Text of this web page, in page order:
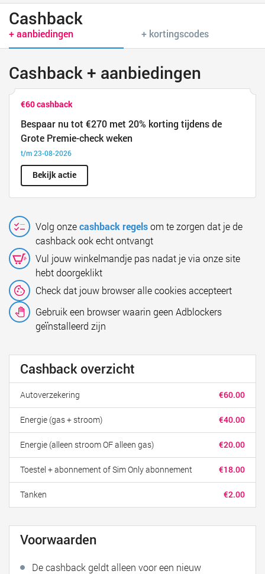
Cashback
+ aanbiedingen + kortingscodes
Cashback + aanbiedingen
€60 cashback
Bespaar nu tot €270 met 20% korting tijdens de
Grote Premie-check weken
t/m 23-08-2026
Bekijk actie
Volg onzecashback regelsom te zorgen dat je de
cashback ook echt ontvangt
Vul jouw winkelmandje pas nadat je via onze site
hebt doorgeklikt
Check dat jouw browser alle cookies accepteert
Gebruik een browser waarin geen Adblockers
geïnstalleerd zijn
Cashback overzicht
€60.00
Autoverzekering
€40.00
Energie (gas + stroom)
€20.00
Energie (alleen stroom OF alleen gas)
€18.00
Toestel + abonnement of Sim Only abonnement
€2.00
Tanken
Voorwaarden
De cashback geldt alleen voor een nieuw